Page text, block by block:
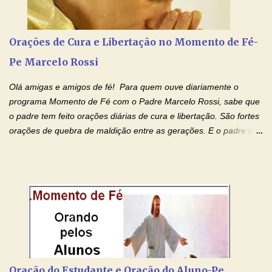
estado natural, normal. O mundo de hoje apresenta anomalias
absurdas. Temos notícia de pais que torturam seus filhos, que os
desrespeitam, que espancam ou matam a mãe na presença dos
Orações de Cura e Libertação no Momento de Fé-
Pe Marcelo Rossi
Olá amigas e amigos de fé! Para quem ouve diariamente o
programa Momento de Fé com o Padre Marcelo Rossi, sabe que
o padre tem feito orações diárias de cura e libertação. São fortes
orações de quebra de maldição entre as gerações. E o padre tem
por estas valiosas orações. Tenham um lindo fim de semana na
paz de Jesus Cristo e no amor de Maria Santíssima. Adriana-
Devoção e Fé Clique para acessar: Facebook Padre Marcelo
Rossi Site Padre Marcelo Rossi (para ouvir o Momento de Fé)
Tocai, Cura! E Restaura! "Jesus, no poder de Seu Nome, peço